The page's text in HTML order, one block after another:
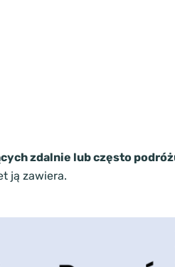
zdalnie lub często
ją zawiera.